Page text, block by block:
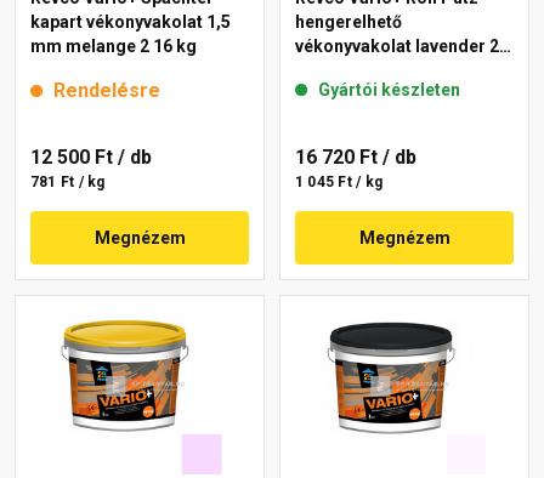
kapart vékonyvakolat 1,5
mm melange 2 16 kg
Rendelésre
12 500 Ft / db
781 Ft / kg
Megnézem
hengerelhető
vékonyvakolat lavender 2
Gyártói készleten
16 720 Ft / db
1 045 Ft / kg
Megnézem